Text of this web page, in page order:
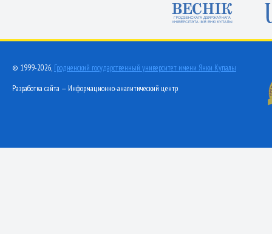
© 1999-2026, Гродненский государственный университет имени Янки Купалы
Разработка сайта — Информационно-аналитический центр